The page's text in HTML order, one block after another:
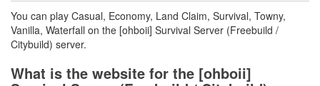
You can play Casual, Economy, Land Claim, Survival, Towny,
Vanilla, Waterfall on the [ohboii] Survival Server (Freebuild /
Citybuild) server.
What is the website for the [ohboii]